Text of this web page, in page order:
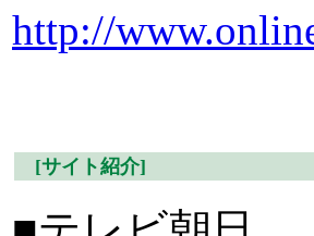
http://
[サイト紹介]